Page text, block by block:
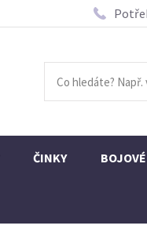
ČINKY